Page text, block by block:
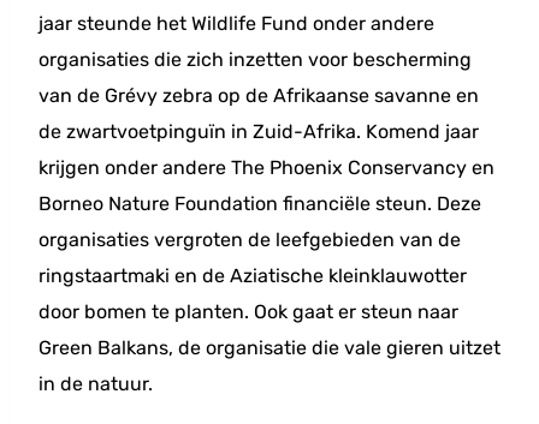
jaar steunde het Wildlife Fund onder andere
organisaties die zich inzetten voor bescherming
van de Grévy zebra op de Afrikaanse savanne en
de zwartvoetpinguïn in Zuid-Afrika. Komend jaar
krijgen onder andere The Phoenix Conservancy en
Borneo Nature Foundation financiële steun. Deze
organisaties vergroten de leefgebieden van de
ringstaartmaki en de Aziatische kleinklauwotter
door bomen te planten. Ook gaat er steun naar
Green Balkans, de organisatie die vale gieren uitzet
in de natuur.